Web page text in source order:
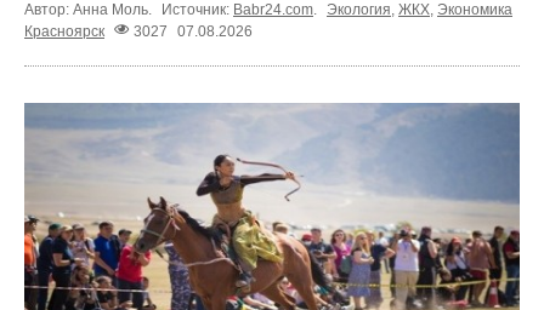
Автор: Анна Моль. Источник: Babr24.com. Экология, ЖКХ, Экономика
Красноярск
3027 07.08.2026